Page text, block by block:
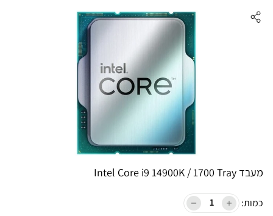
מעבד Intel Core i9 14900K / 1700 Tray
כמות: